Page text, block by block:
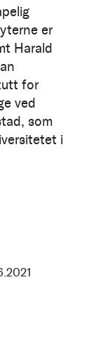
er
Harald
for
ved
som
i